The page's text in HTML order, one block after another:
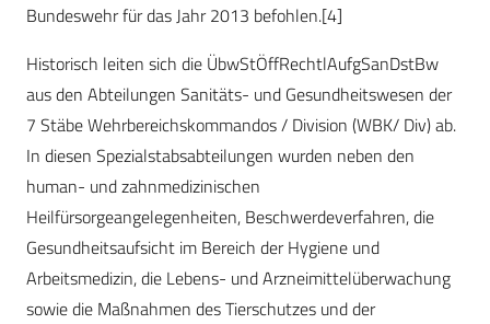
Bundeswehr für das Jahr 2013 befohlen.[4]
Historisch leiten sich die ÜbwStÖffRechtlAufgSanDstBw
aus den Abteilungen Sanitäts- und Gesundheitswesen der
7 Stäbe Wehrbereichskommandos / Division (WBK/ Div) ab.
In diesen Spezialstabsabteilungen wurden neben den
human- und zahnmedizinischen
Heilfürsorgeangelegenheiten, Beschwerdeverfahren, die
Gesundheitsaufsicht im Bereich der Hygiene und
Arbeitsmedizin, die Lebens- und Arzneimittelüberwachung
sowie die Maßnahmen des Tierschutzes und der